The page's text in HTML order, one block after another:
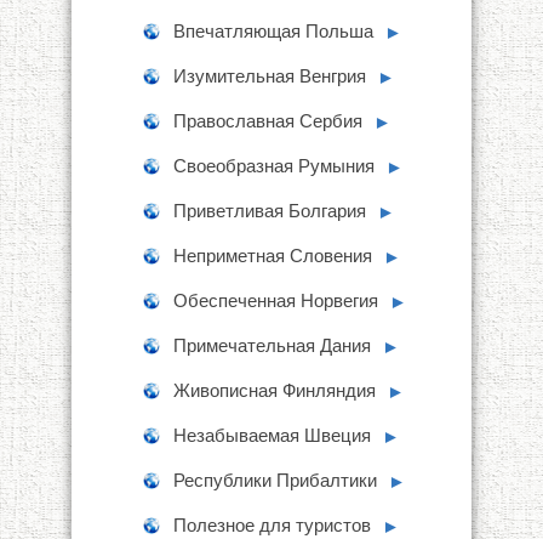
Впечатляющая Польша ►
Изумительная Венгрия ►
Православная Сербия ►
Своеобразная Румыния ►
Приветливая Болгария ►
Неприметная Словения ►
Обеспеченная Норвегия ►
Примечательная Дания ►
Живописная Финляндия ►
Незабываемая Швеция ►
Республики Прибалтики ►
Полезное для туристов ►